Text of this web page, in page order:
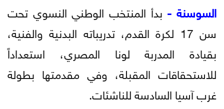
السوسنة - بدأ المنتخب الوطني النسوي تحت
سن 17 لكرة القدم، تدريباته البدنية والفنية،
بقيادة المدربة لونا المصري، استعداداً
للاستحقاقات المقبلة، وفي مقدمتها بطولة
غرب آسيا السادسة للناشئات.